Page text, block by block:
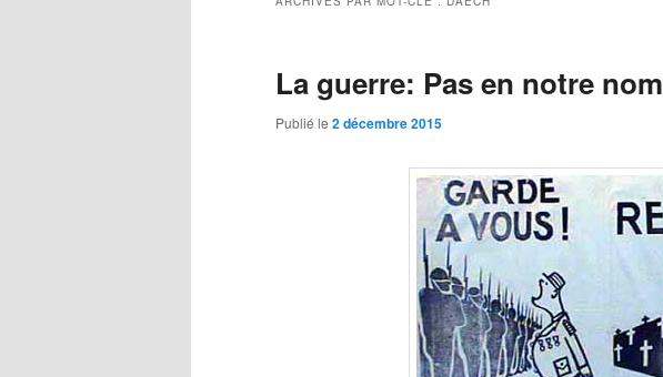
La guerre: Pas en notre nom
Publié le 2 décembre 2015